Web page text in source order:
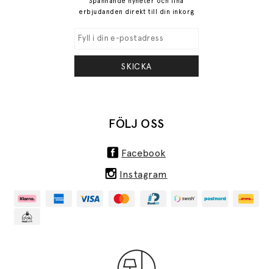
erbjudanden direkt till din inkorg
SKICKA
FÖLJ OSS
Facebook
Instagram